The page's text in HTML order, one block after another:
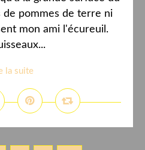
de pommes de terre ni
mon ami l'écureuil.
la suite